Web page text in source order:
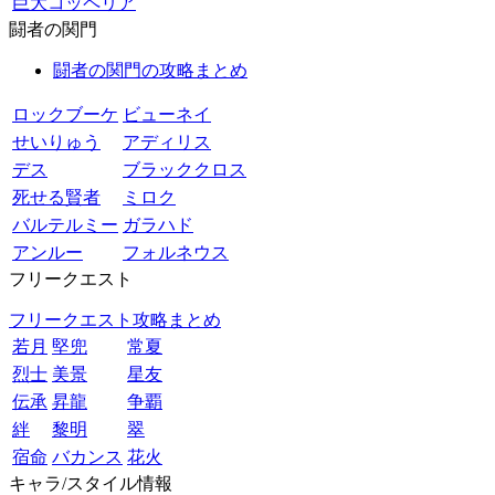
闘者の関門
闘者の関門の攻略まとめ
ロックブーケ ビューネイ
せいりゅう
アディリス
デス
ブラッククロス
死せる賢者
ミロク
バルテルミー ガラハド
アンルー
フォルネウス
フリークエスト
フリークエスト攻略まとめ
若月 堅兜
常夏
烈士 美景
星友
伝承 昇龍
争覇
絆
黎明
翠
宿命 バカンス 花火
キャラ/スタイル情報